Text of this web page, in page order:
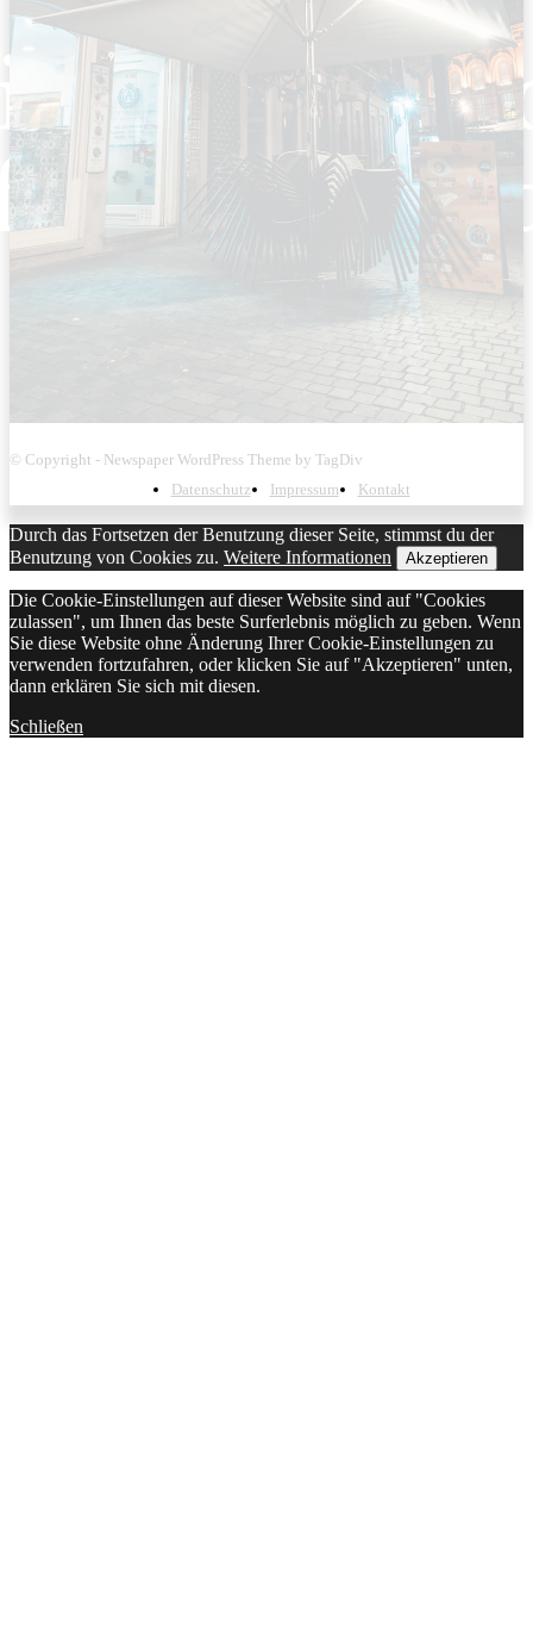
© Copyright - Newspaper WordPress Theme by TagDiv
Datenschutz
Impressum Kontakt
Durch das Fortsetzen der Benutzung dieser Seite, stimmst du der
Benutzung von Cookies zu. Weitere Informationen Akzeptieren
Die Cookie-Einstellungen auf dieser Website sind auf "Cookies
zulassen", um Ihnen das beste Surferlebnis möglich zu geben. Wenn
Sie diese Website ohne Änderung Ihrer Cookie-Einstellungen zu
verwenden fortzufahren, oder klicken Sie auf "Akzeptieren" unten,
dann erklären Sie sich mit diesen.
Schließen